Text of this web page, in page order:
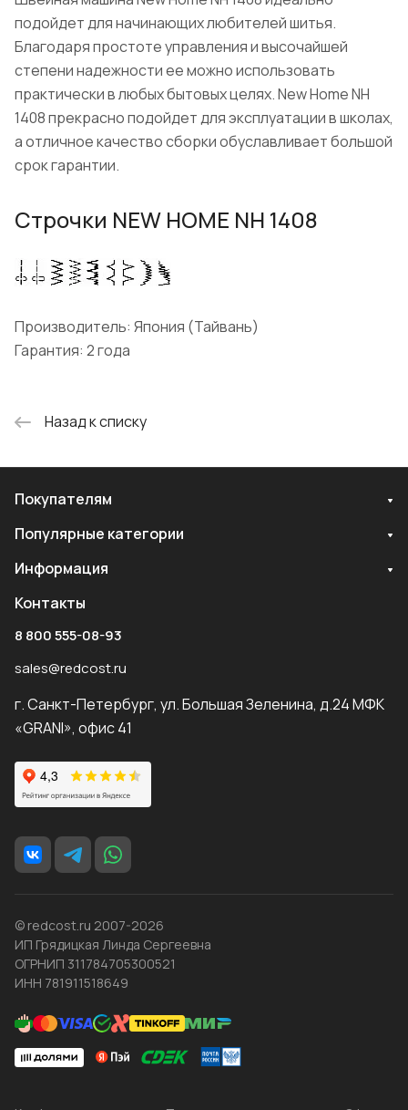
подойдет для начинающих любителей шитья.
Благодаря простоте управления и высочайшей
степени надежности ее можно использовать
практически в любых бытовых целях.New Home NH
1408прекрасно подойдет для эксплуатации в школах,
а отличное качество сборки обуславливает большой
срок гарантии.
Строчки NEW HOME NH 1408
Производитель: Япония (Тайвань)
Гарантия: 2 года
Назад к списку
Покупателям
Популярные категории
Информация
Контакты
8 800 555-08-93
sales@redcost.ru
г. Санкт-Петербург, ул. Большая Зеленина, д.24 МФК
«GRANI», офис 41
© redcost.ru 2007-2026
ИП Грядицкая Линда Сергеевна
ОГРНИП 311784705300521
ИНН 781911518649